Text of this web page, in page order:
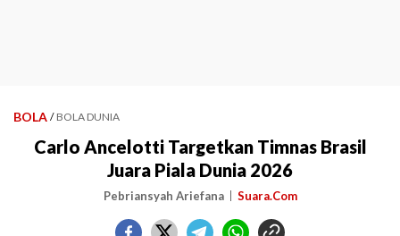
BOLA / BOLA DUNIA
Carlo Ancelotti Targetkan Timnas Brasil
Juara Piala Dunia 2026
Pebriansyah Ariefana Suara.Com